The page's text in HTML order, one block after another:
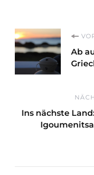
Ab
Ins nächste